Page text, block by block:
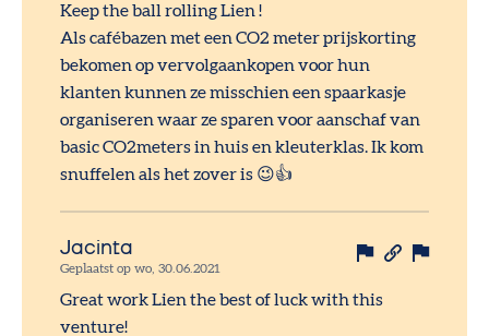
Keep the ball rolling Lien !
Als cafébazen met een CO2 meter prijskorting
bekomen op vervolgaankopen voor hun
klanten kunnen ze misschien een spaarkasje
organiseren waar ze sparen voor aanschaf van
basic CO2meters in huis en kleuterklas. Ik kom
snuffelen als het zover is 😉👍
Jacinta
Geplaatst op wo, 30.06.2021
Great work Lien the best of luck with this
venture!